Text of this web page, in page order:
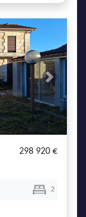
Next
298 920 €
2